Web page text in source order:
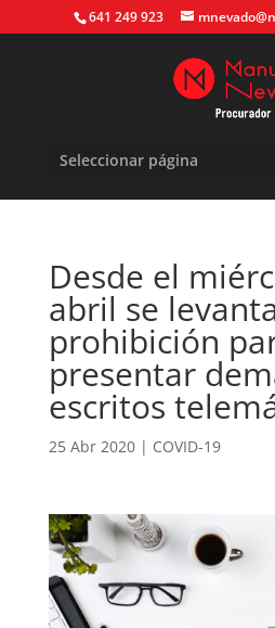
641 249 923
Seleccionar página
Desde el
abril se
prohibición
presentar
escritos
25 Abr 2020| COVID-19